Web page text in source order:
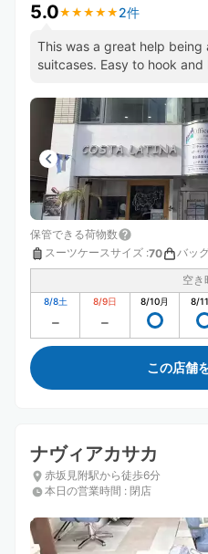
5.0★ ★ ★ ★ ★
★ ★ ★ ★ ★ 2件
This was a great help
suitcases. Easy to hook
保管できる荷物数
スーツケースサイズ :70 バッ
空き
8/8土 8/9日 8/10月 8/11
この店舗
ナヴィアカサカ
赤坂見附駅から徒歩6分
本日の営業時間 : 閉店